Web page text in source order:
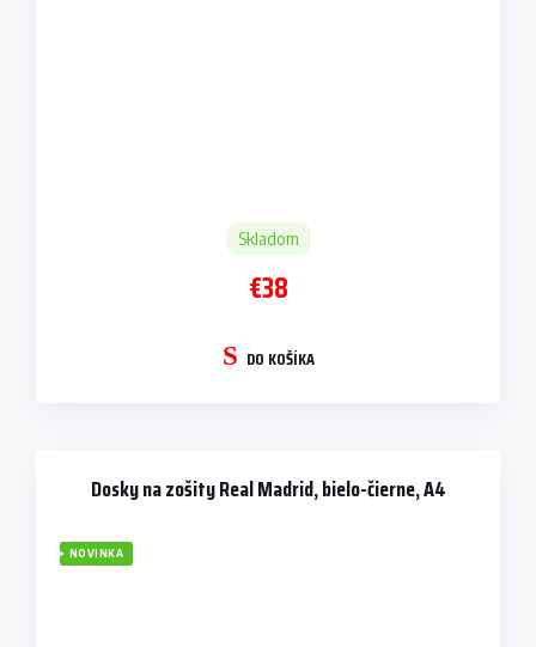
Skladom
€38
DO KOŠÍKA
Dosky na zošity Real Madrid, bielo-čierne, A4
NOVINKA